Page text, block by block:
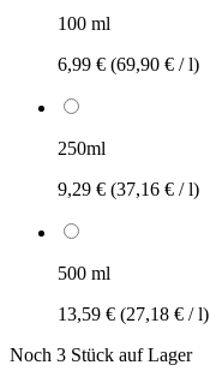
100 ml
6,99 € (69,90 € / l)
250ml
9,29 € (37,16 € / l)
500 ml
13,59 € (27,18 € / l)
Noch 3 Stück auf Lager